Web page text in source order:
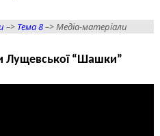
–> Тема 8–> Медіа-матеріали
Лущевської “Шашки”